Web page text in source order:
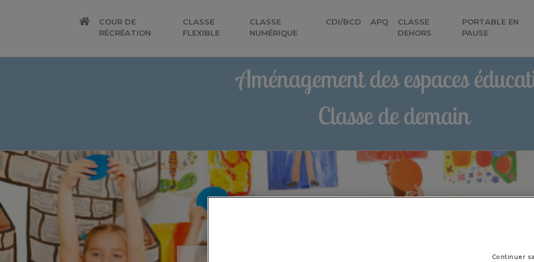
COUR DE
RÉCRÉATION
CLASSE
FLEXIBLE
CLASSE
NUMÉRIQUE
CDI/BCD APQ
CLASSE
DEHORS
PORTABLE EN
PAUSE
Aménagement des espaces
Classe de demain
Continuer